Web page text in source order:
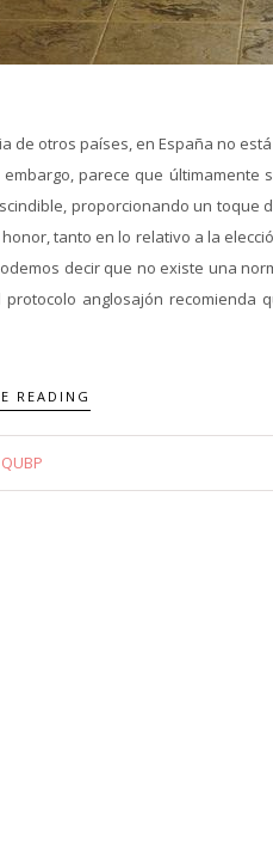
de otros países, en España no
embargo, parece que
proporcionando un toque
tanto en lo relativo a la
decir que no existe una
protocolo anglosajón recomienda
READING